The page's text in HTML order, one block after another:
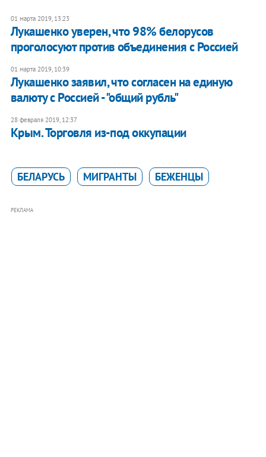
01 марта 2019, 13:23
Лукашенко уверен, что 98% белорусов
проголосуют против объединения с Россией
01 марта 2019, 10:39
​Лукашенко заявил, что согласен на единую
валюту с Россией - "общий рубль"
28 февраля 2019, 12:37
Крым. Торговля из-под оккупации
БЕЛАРУСЬ МИГРАНТЫ БЕЖЕНЦЫ
РЕКЛАМА